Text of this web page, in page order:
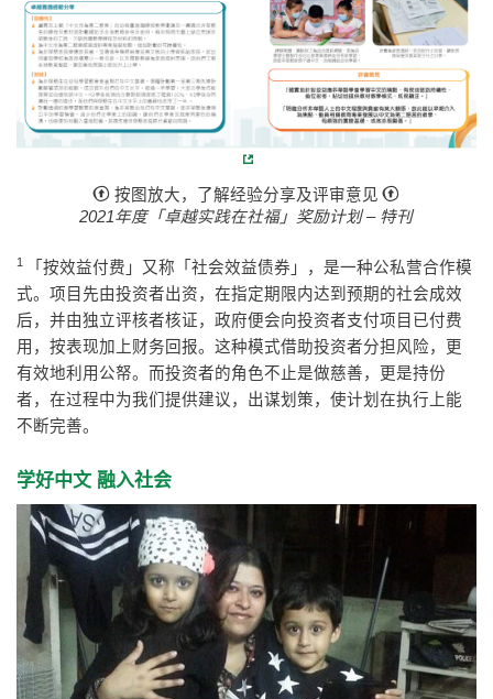
按图放大，了解经验分享及评审意见
2021年度「卓越实践在社福」奖励计划 – 特刊
1
「按效益付费」又称「社会效益债券」，是一种公私营合作模
式。项目先由投资者出资，在指定期限内达到预期的社会成效
后，并由独立评核者核证，政府便会向投资者支付项目已付费
用，按表现加上财务回报。这种模式借助投资者分担风险，更
有效地利用公帑。而投资者的角色不止是做慈善，更是持份
者，在过程中为我们提供建议，出谋划策，使计划在执行上能
不断完善。
学好中文 融入社会